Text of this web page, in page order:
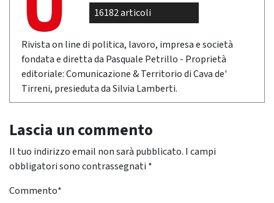
16182 articoli
Rivista on line di politica, lavoro, impresa e società
fondata e diretta da Pasquale Petrillo - Proprietà
editoriale: Comunicazione & Territorio di Cava de'
Tirreni, presieduta da Silvia Lamberti.
Lascia un commento
Il tuo indirizzo email non sarà pubblicato. I campi
obbligatori sono contrassegnati *
Commento*